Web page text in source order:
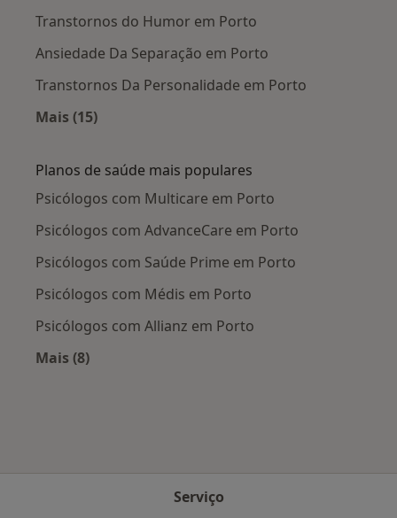
Transtornos do Humor em Porto
Ansiedade Da Separação em Porto
Transtornos Da Personalidade em Porto
Mais (15)
Planos de saúde mais populares
Psicólogos com Multicare em Porto
Psicólogos com AdvanceCare em Porto
Psicólogos com Saúde Prime em Porto
Psicólogos com Médis em Porto
Psicólogos com Allianz em Porto
Mais (8)
Serviço